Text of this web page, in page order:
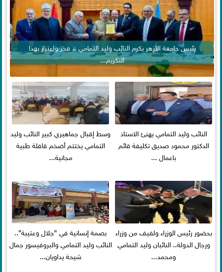
رئيس جامعة الأزهر يكرم النائب وليد التمامي .. فخر واعتزاز بهذا
التكريم...
النائب وليد التمامي يهنئ الاستاذ
الدكتور محمود صديق تكليفة قائم
باعمال ...
وسط إقبال جماهيري كبير النائب وليد
التمامي يختتم أضخم قافلة طبية
مجانية...
بحضور رئيس الوزراء ولفيف من وزراء
ورجال الدولة.. النائبان وليد التمامي
ومحمد...
بصمة إنسانية في ”جلال وعتيبة”..
النائب وليد التمامي والبروفيسور جمال
شيحة يداويان...